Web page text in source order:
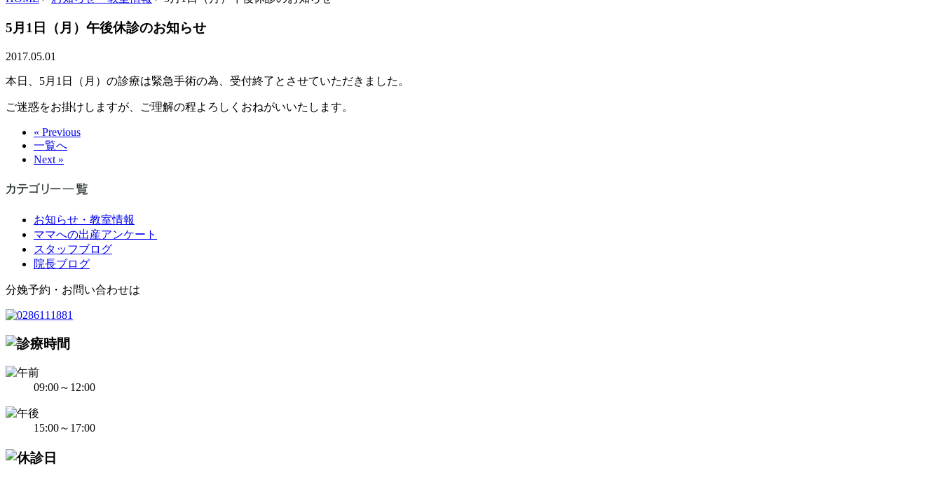
5月1日（月）午後休診のお知らせ
2017.05.01
本日、5月1日（月）の診療は緊急手術の為、受付終了とさせていただきました。
ご迷惑をお掛けしますが、ご理解の程よろしくおねがいいたします。
« Previous
一覧へ
Next »
お知らせ・教室情報
ママへの出産アンケート
スタッフブログ
院長ブログ
分娩予約・お問い合わせは
09:00～12:00
15:00～17:00